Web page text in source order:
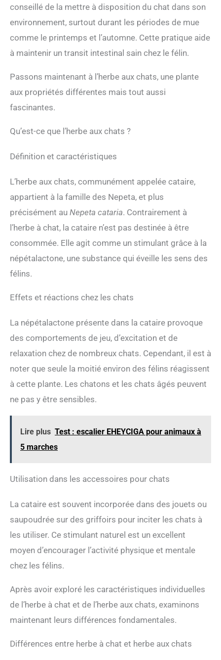
conseillé de la mettre à disposition du chat dans son
environnement, surtout durant les périodes de mue
comme le printemps et l’automne. Cette pratique aide
à maintenir un transit intestinal sain chez le félin.
Passons maintenant à l’herbe aux chats, une plante
aux propriétés différentes mais tout aussi
fascinantes.
Qu’est-ce que l’herbe aux chats ?
Définition et caractéristiques
L’herbe aux chats, communément appelée cataire,
appartient à la famille des Nepeta, et plus
précisément au Nepeta cataria. Contrairement à
l’herbe à chat, la cataire n’est pas destinée à être
consommée. Elle agit comme un stimulant grâce à la
népétalactone, une substance qui éveille les sens des
félins.
Effets et réactions chez les chats
La népétalactone présente dans la cataire provoque
des comportements de jeu, d’excitation et de
relaxation chez de nombreux chats. Cependant, il est à
noter que seule la moitié environ des félins réagissent
à cette plante. Les chatons et les chats âgés peuvent
ne pas y être sensibles.
Lire plus Test : escalier EHEYCIGA pour animaux à
5 marches
Utilisation dans les accessoires pour chats
La cataire est souvent incorporée dans des jouets ou
saupoudrée sur des griffoirs pour inciter les chats à
les utiliser. Ce stimulant naturel est un excellent
moyen d’encourager l’activité physique et mentale
chez les félins.
Après avoir exploré les caractéristiques individuelles
de l’herbe à chat et de l’herbe aux chats, examinons
maintenant leurs différences fondamentales.
Différences entre herbe à chat et herbe aux chats